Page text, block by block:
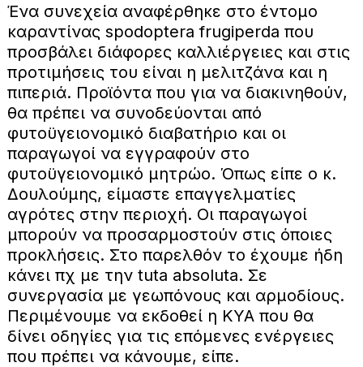
Ένα συνεχεία αναφέρθηκε στο έντομο
καραντίνας spodoptera frugiperda που
προσβάλει διάφορες καλλιέργειες και στις
προτιμήσεις του είναι η μελιτζάνα και η
πιπεριά. Προϊόντα που για να διακινηθούν,
θα πρέπει να συνοδεύονται από
φυτοϋγειονομικό διαβατήριο και οι
παραγωγοί να εγγραφούν στο
φυτοϋγειονομικό μητρώο. Όπως είπε ο κ.
Δουλούμης, είμαστε επαγγελματίες
αγρότες στην περιοχή. Οι παραγωγοί
μπορούν να προσαρμοστούν στις όποιες
προκλήσεις. Στο παρελθόν το έχουμε ήδη
κάνει πχ με την tuta absoluta. Σε
συνεργασία με γεωπόνους και αρμοδίους.
Περιμένουμε να εκδοθεί η ΚΥΑ που θα
δίνει οδηγίες για τις επόμενες ενέργειες
που πρέπει να κάνουμε, είπε.